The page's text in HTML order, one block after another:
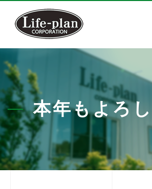
本年もよろ